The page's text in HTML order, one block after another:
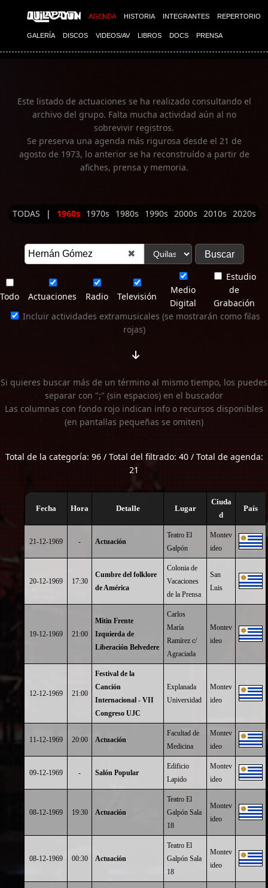
AGENDA HISTORIA INTEGRANTES REPERTORIO
GALERÍA DISCOS VIDEOS/AV LIBROS DOCS PRENSA
Imagen 01
Este listado de actuaciones se ha realizado consultando el
archivo del grupo. Falta mucha actividad aún al no
sobrevivir registros.
Se preserva una agenda más rigurosa desde el 21 de
agosto de 1973, lo anterior se ha reconstruído a partir de
afiches, prensa y memoria.
TODAS | 1960s 1970s 1980s 1990s 2000s 2010s 2020s
✖
Todo Actuaciones Radio Televisión
Medio
Digital
Estudio
de
Grabación
Incluir actividades extramusicales (se mostrarán como filas
rojas)
Si quieres buscar más de un término al mismo tiempo, los puedes
separar con ";" (sin espacios) en el buscador
Las columnas con fondo rojo indican info o recursos disponibles
(en pantallas pequeñas se omiten)
Total de la categoría: 96 / Total del filtrado: 40 / Total de agenda:
21
Fecha Hora Detalle Lugar
Ciuda
d
País
21-12-1969 - Actuación
Teatro El
Galpón
Montev
ideo
20-12-1969 17:30
Cumbre del folklore
de América
Colonia de
Vacaciones
de la Prensa
San
Luis
19-12-1969 21:00
Mitin Frente
Izquierda de
Liberación Belvedere
Carlos
María
Ramírez c/
Agraciada
Montev
ideo
12-12-1969 21:00
Festival de la
Canción
Internacional - VII
Congreso UJC
Explanada
Universidad
Montev
ideo
11-12-1969 20:00 Actuación
Facultad de
Medicina
Montev
ideo
09-12-1969 - Salón Popular
Edificio
Lapido
Montev
ideo
08-12-1969 19:30 Actuación
Teatro El
Galpón Sala
18
Montev
ideo
08-12-1969 00:30 Actuación
Teatro El
Galpón Sala
18
Montev
ideo